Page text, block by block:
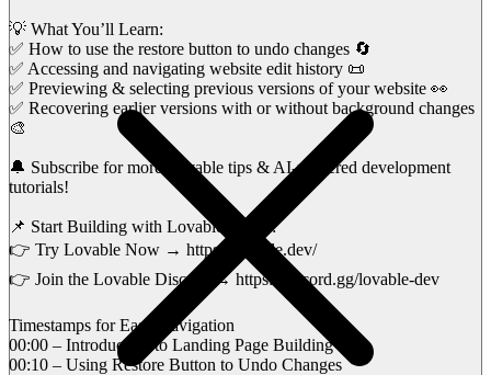
💡 What You’ll Learn:
✅ How to use the restore button to undo changes 🔄
✅ Accessing and navigating website edit history 📜
✅ Previewing & selecting previous versions of your website 👀
✅ Recovering earlier versions with or without background changes
🎨
🔔 Subscribe for more Lovable tips & AI-powered development
tutorials!
📌 Start Building with Lovable Today:
👉 Try Lovable Now → https://lovable.dev/
👉 Join the Lovable Discord → https://discord.gg/lovable-dev
Timestamps for Easy Navigation
00:00 – Introduction to Landing Page Building
00:10 – Using Restore Button to Undo Changes